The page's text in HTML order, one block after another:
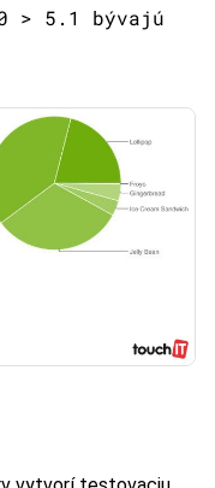
> 5.1 bývajú